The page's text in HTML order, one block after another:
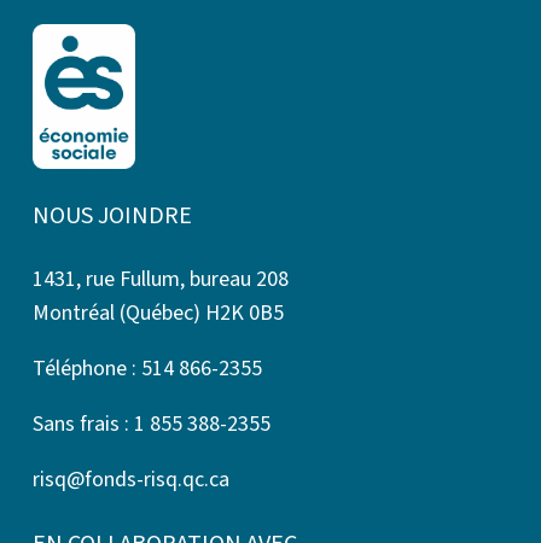
NOUS JOINDRE
1431, rue Fullum, bureau 208
Montréal (Québec) H2K 0B5
Téléphone : 514 866-2355
Sans frais : 1 855 388-2355
risq@fonds-risq.qc.ca